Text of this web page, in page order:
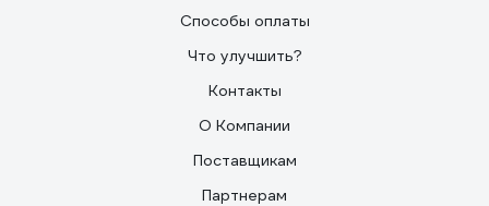
Способы оплаты
Что улучшить?
Контакты
О Компании
Поставщикам
Партнерам